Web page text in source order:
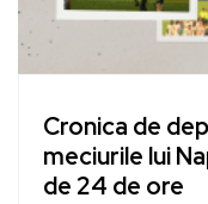
Cronica de
meciurile lui
de 24 de ore